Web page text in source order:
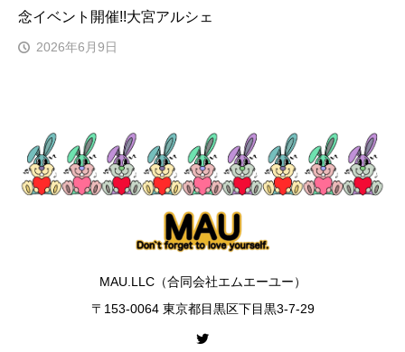
念イベント開催!!大宮アルシェ
2026年6月9日
MAU.LLC（合同会社エムエーユー）
〒153-0064 東京都目黒区下目黒3-7-29